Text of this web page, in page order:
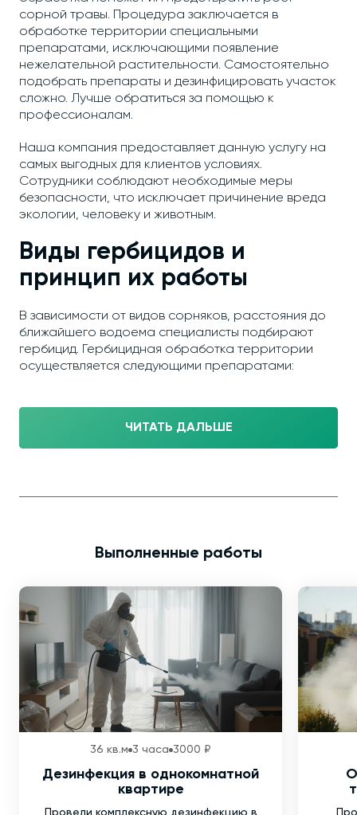
сорной травы. Процедура заключается в
обработке территории специальными
препаратами, исключающими появление
нежелательной растительности. Самостоятельно
подобрать препараты и дезинфицировать участок
сложно. Лучше обратиться за помощью к
профессионалам.
Наша компания предоставляет данную услугу на
самых выгодных для клиентов условиях.
Сотрудники соблюдают необходимые меры
безопасности, что исключает причинение вреда
экологии, человеку и животным.
Виды гербицидов и
принцип их работы
В зависимости от видов сорняков, расстояния до
ближайшего водоема специалисты подбирают
гербицид. Гербицидная обработка территории
осуществляется следующими препаратами:
ЧИТАТЬ ДАЛЬШЕ
Выполненные работы
36 кв.м 3 часа 3000 ₽
Дезинфекция в однокомнатной
квартире